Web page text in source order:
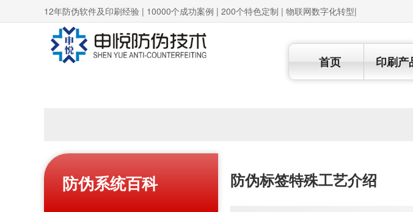
12年防伪软件及印刷经验 | 10000个成功案例 | 200个特色定制 | 物联网数字化转型|
印刷产
首页
防伪系统百科 防伪标签特殊工艺介绍